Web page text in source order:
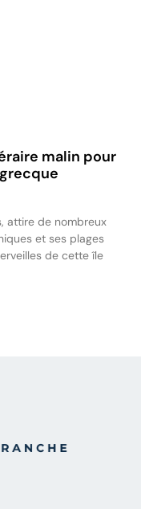
malin pour
attire de nombreux
et ses plages
de cette île